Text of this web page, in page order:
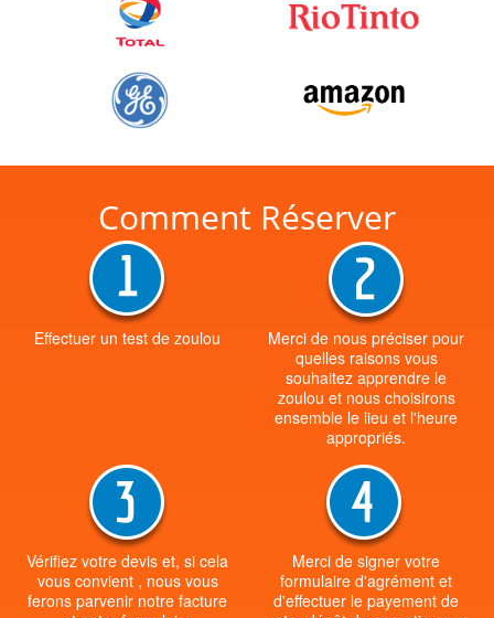
Comment Réserver
Effectuer un test de zoulou
Merci de nous préciser pour
quelles raisons vous
souhaitez apprendre le
zoulou et nous choisirons
ensemble le lieu et l'heure
appropriés.
Vérifiez votre devis et, si cela
vous convient , nous vous
ferons parvenir notre facture
Merci de signer votre
formulaire d'agrément et
d'effectuer le payement de